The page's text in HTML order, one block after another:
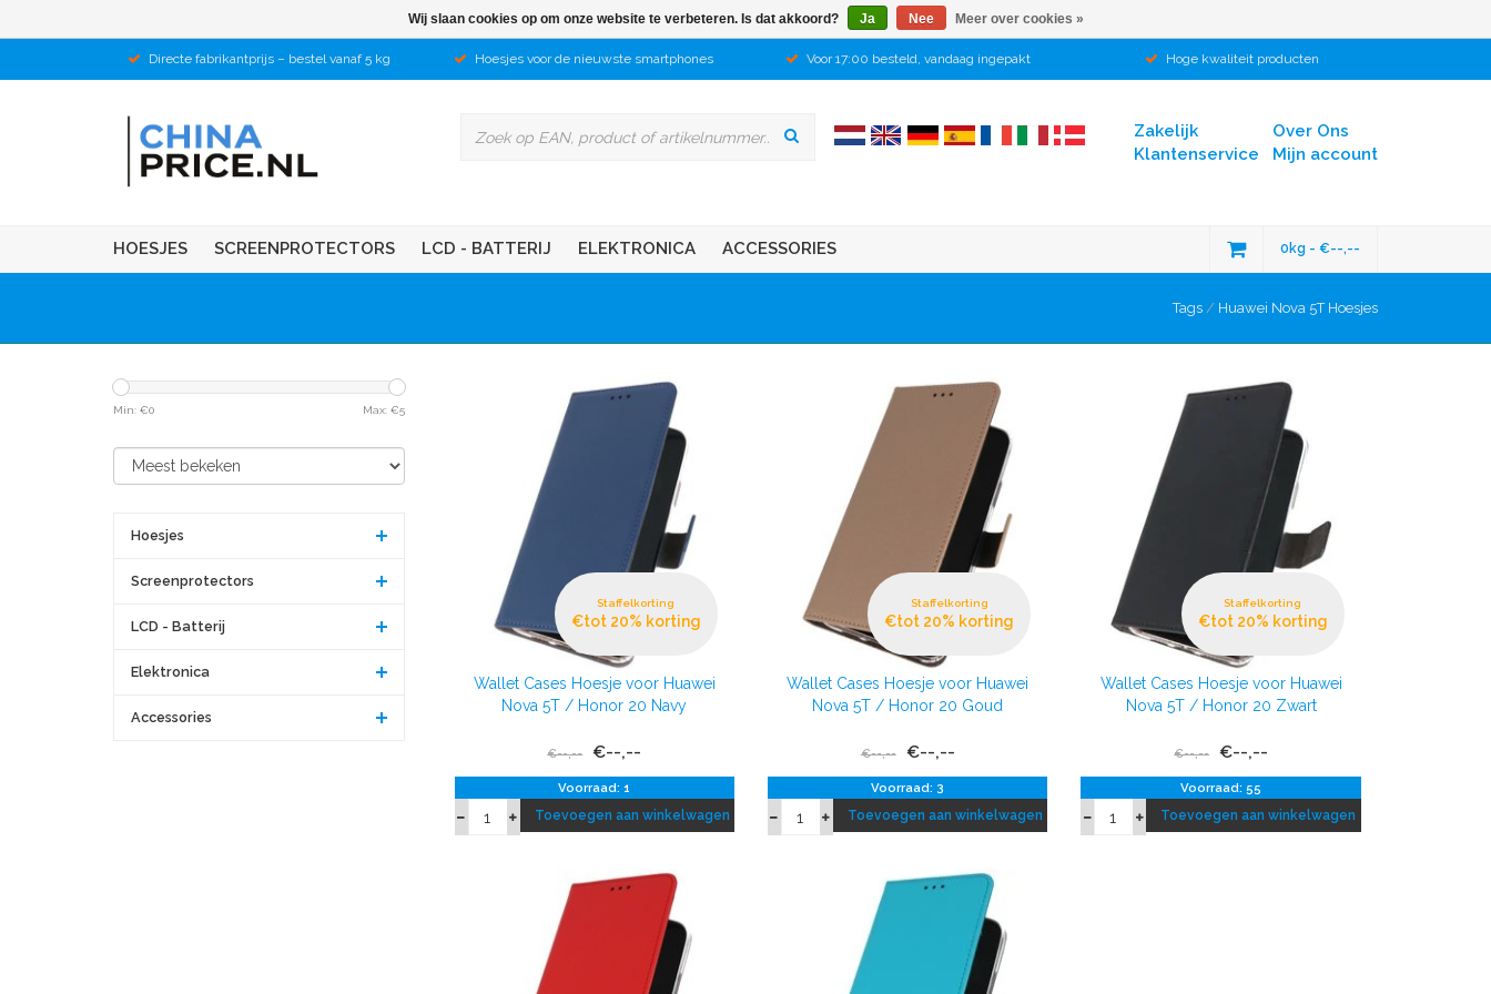
Directe fabrikantprijs – bestel vanaf 5 kg Hoesjes voor de nieuwste smartphones Voor 17:00 besteld, vandaag ingepakt Hoge kwaliteit producten
Over Ons
Mijn account
Zakelijk
Klantenservice
HOESJES SCREENPROTECTORS LCD - BATTERIJ ELEKTRONICA ACCESSORIES 0kg - €--,--
Tags / Huawei Nova 5T Hoesjes
Min: €0 Max: €5
Hoesjes
Screenprotectors
LCD - Batterij
Elektronica
Accessories
Staffelkorting
€tot 20% korting
Wallet Cases Hoesje voor Huawei
Nova 5T / Honor 20 Navy
€--,-- €--,--
Voorraad: 1
Toevoegen aan winkelwagen
Staffelkorting
€tot 20% korting
Wallet Cases Hoesje voor Huawei
Nova 5T / Honor 20 Goud
€--,-- €--,--
Voorraad: 3
Toevoegen aan winkelwagen
Staffelkorting
€tot 20% korting
Wallet Cases Hoesje voor Huawei
Nova 5T / Honor 20 Zwart
€--,-- €--,--
Voorraad: 55
Toevoegen aan winkelwagen
Wij slaan cookies op om onze website te verbeteren. Is dat akkoord? Ja Nee Meer over cookies »